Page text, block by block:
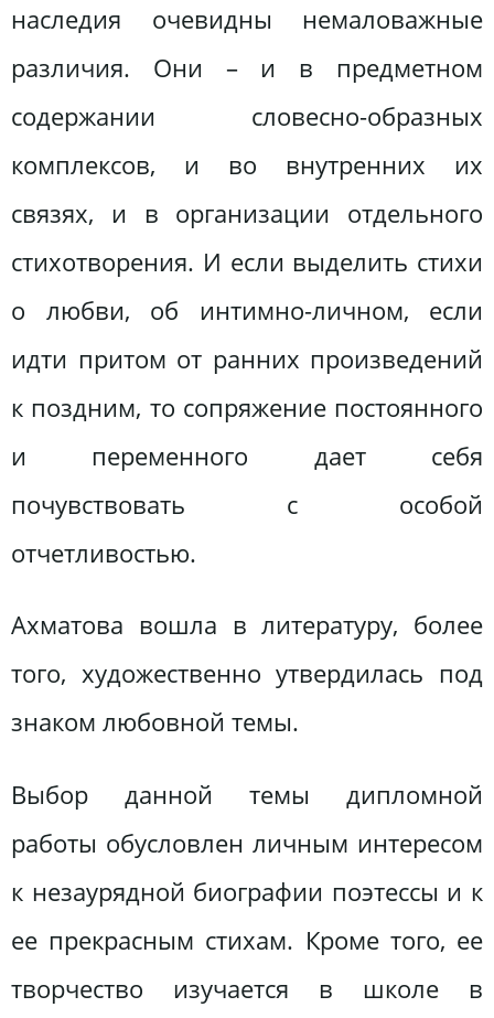
наследия очевидны немаловажные
различия. Они – и в предметном
содержании словесно-образных
комплексов, и во внутренних их
связях, и в организации отдельного
стихотворения. И если выделить стихи
о любви, об интимно-личном, если
идти притом от ранних произведений
к поздним, то сопряжение постоянного
и переменного дает себя
почувствовать с особой
отчетливостью.
Ахматова вошла в литературу, более
того, художественно утвердилась под
знаком любовной темы.
Выбор данной темы дипломной
работы обусловлен личным интересом
к незаурядной биографии поэтессы и к
ее прекрасным стихам. Кроме того, ее
творчество изучается в школе в